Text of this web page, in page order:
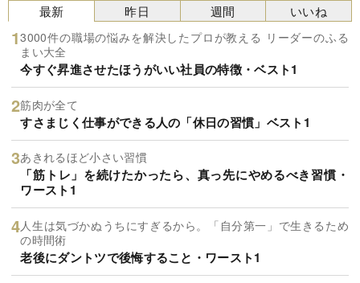
最新
3000件の職場の悩みを解決したプロが教える リーダーのふる
まい大全
今すぐ昇進させたほうがいい社員の特徴・ベスト1
筋肉が全て
すさまじく仕事ができる人の「休日の習慣」ベスト1
あきれるほど小さい習慣
「筋トレ」を続けたかったら、真っ先にやめるべき習慣・
ワースト1
人生は気づかぬうちにすぎるから。「自分第一」で生きるため
の時間術
老後にダントツで後悔すること・ワースト1
昨日 週間 いいね